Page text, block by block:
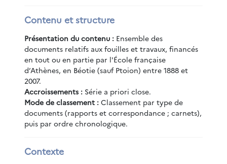
au ministère de l’Éducation grec (av. 1937). Lettre de M. Feyel
conservés au musée provisoire de Livadie (1941), par J.
Karditsa (1945), par M. Feyel.
sur le rempart de l’acropole du site d’Akraiphia (1965), par Y.
Hyettos (1972), par D. Knoepfler et R. Étienne.
d'Akraiphia, par Y. Garlan (1974).
Hyettos (BCH Suppl. 3) et évolution de ses projets scientifiques
Étienne, « Convention militaire entre les cavaliers d’Orchomène
Étienne, « Convention militaire entre les cavaliers d’Orchomène
de Béotie (2006-2007), par Boz̆idar Slaps̆ak et John Bintliff
Contenu et structure
Présentation du contenu : Ensemble des
documents relatifs aux fouilles et travaux, financés
en tout ou en partie par l'École française
d’Athènes, en Béotie (sauf Ptoion) entre 1888 et
2007.
Accroissements : Série a priori close.
Mode de classement : Classement par type de
documents (rapports et correspondance ; carnets),
puis par ordre chronologique.
Contexte